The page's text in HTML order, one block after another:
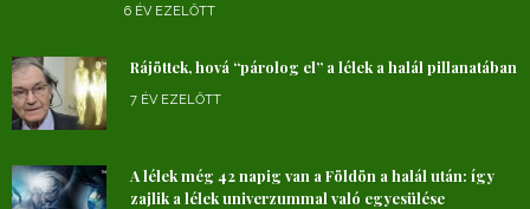
6 ÉV EZELŐTT
Rájöttek, hová “párolog el” a lélek a halál pillanatában
7 ÉV EZELŐTT
A lélek még 42 napig van a Földön a halál után: így
zajlik a lélek univerzummal való egyesülése